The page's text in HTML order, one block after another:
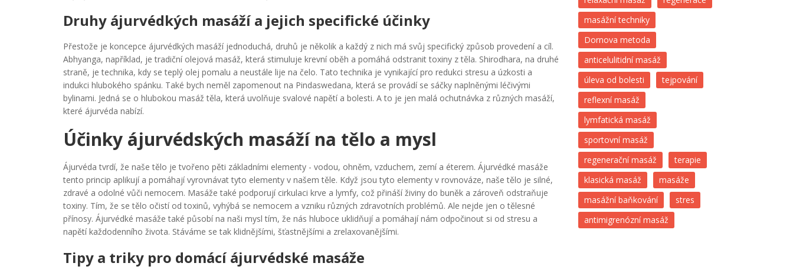
Druhy ájurvédkých masáží a jejich specifické účinky
Přestože je koncepce ájurvédkých masáží jednoduchá, druhů je několik a každý z nich má svůj specifický způsob provedení a cíl.
Abhyanga, například, je tradiční olejová masáž, která stimuluje krevní oběh a pomáhá odstranit toxiny z těla. Shirodhara, na druhé
straně, je technika, kdy se teplý olej pomalu a neustále lije na čelo. Tato technika je vynikající pro redukci stresu a úzkosti a
indukci hlubokého spánku. Také bych neměl zapomenout na Pindaswedana, která se provádí se sáčky naplněnými léčivými
bylinami. Jedná se o hlubokou masáž těla, která uvolňuje svalové napětí a bolesti. A to je jen malá ochutnávka z různých masáží,
které ájurvéda nabízí.
Účinky ájurvédských masáží na tělo a mysl
Ájurvéda tvrdí, že naše tělo je tvořeno pěti základními elementy - vodou, ohněm, vzduchem, zemí a éterem. Ájurvédké masáže
tento princip aplikují a pomáhají vyrovnávat tyto elementy v našem těle. Když jsou tyto elementy v rovnováze, naše tělo je silné,
zdravé a odolné vůči nemocem. Masáže také podporují cirkulaci krve a lymfy, což přináší živiny do buněk a zároveň odstraňuje
toxiny. Tím, že se tělo očistí od toxinů, vyhýbá se nemocem a vzniku různých zdravotních problémů. Ale nejde jen o tělesné
přínosy. Ájurvédké masáže také působí na naši mysl tím, že nás hluboce uklidňují a pomáhají nám odpočinout si od stresu a
napětí každodenního života. Stáváme se tak klidnějšími, šťastnějšími a zrelaxovanějšími.
Tipy a triky pro domácí ájurvédské masáže
masážní techniky
Dornova metoda
anticelulitidní masáž
úleva od bolesti
tejpování
reflexní masáž
lymfatická masáž
sportovní masáž
regenerační masáž
terapie
klasická masáž
masáže
masážní baňkování
stres
antimigrenózní masáž